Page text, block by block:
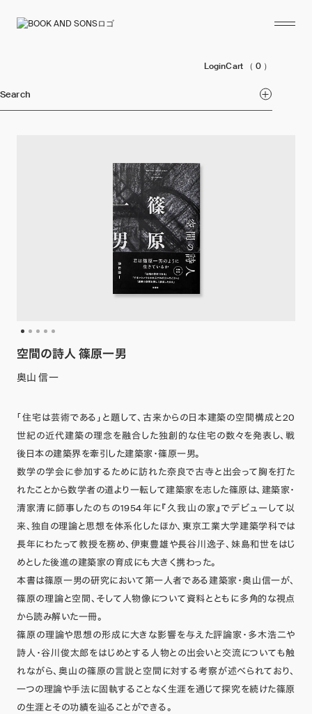
LoginCart （ 0 ）
Search
空間の詩人 篠原一男
奥山 信一
「住宅は芸術である」と題して、古来からの日本建築の空間構成と20
世紀の近代建築の理念を融合した独創的な住宅の数々を発表し、戦
後日本の建築界を牽引した建築家・篠原一男。
数学の学会に参加するために訪れた奈良で古寺と出会って胸を打た
れたことから数学者の道より一転して建築家を志した篠原は、建築家・
清家清に師事したのちの1954年に『久我山の家』でデビューして以
来、独自の理論と思想を体系化したほか、東京工業大学建築学科では
長年にわたって教授を務め、伊東豊雄や長谷川逸子、妹島和世をはじ
めとした後進の建築家の育成にも大きく携わった。
本書は篠原一男の研究において第一人者である建築家・奥山信一が、
篠原の理論と空間、そして人物像について資料とともに多角的な視点
から読み解いた一冊。
篠原の理論や思想の形成に大きな影響を与えた評論家・多木浩二や
詩人・谷川俊太郎をはじめとする人物との出会いと交流についても触
れながら、奥山の篠原の言説と空間に対する考察が述べられており、
一つの理論や手法に固執することなく生涯を通じて探究を続けた篠原
の生涯とその功績を辿ることができる。